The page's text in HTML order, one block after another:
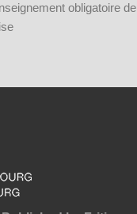
obligatoire de